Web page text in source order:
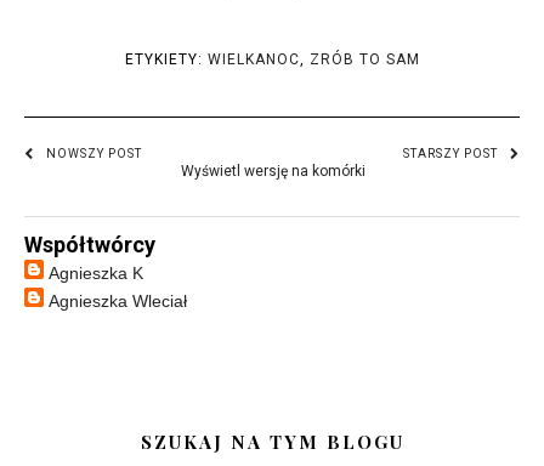
ETYKIETY: WIELKANOC, ZRÓB TO SAM
NOWSZY POST STARSZY POST
Wyświetl wersję na komórki
Współtwórcy
Agnieszka K
Agnieszka Wleciał
SZUKAJ NA TYM BLOGU